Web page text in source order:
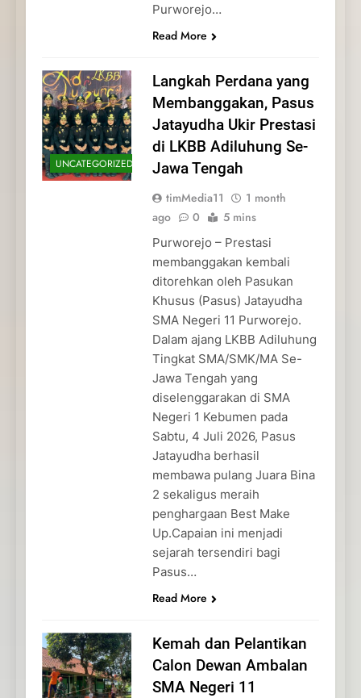
Purworejo…
Read More
UNCATEGORIZED
Langkah Perdana yang
Membanggakan, Pasus
Jatayudha Ukir Prestasi
di LKBB Adiluhung Se-
Jawa Tengah
timMedia11
1 month
ago
0 5 mins
Purworejo – Prestasi
membanggakan kembali
ditorehkan oleh Pasukan
Khusus (Pasus) Jatayudha
SMA Negeri 11 Purworejo.
Dalam ajang LKBB Adiluhung
Tingkat SMA/SMK/MA Se-
Jawa Tengah yang
diselenggarakan di SMA
Negeri 1 Kebumen pada
Sabtu, 4 Juli 2026, Pasus
Jatayudha berhasil
membawa pulang Juara Bina
2 sekaligus meraih
penghargaan Best Make
Up.Capaian ini menjadi
sejarah tersendiri bagi
Pasus…
Read More
Kemah dan Pelantikan
Calon Dewan Ambalan
SMA Negeri 11